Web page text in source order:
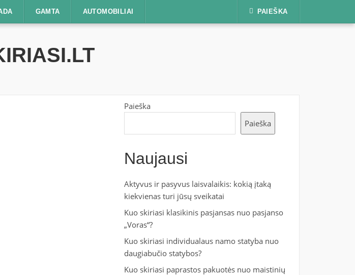
GAMTA AUTOMOBILIAI PAIEŠKA
Paieška
Paieška
Naujausi
Aktyvus ir pasyvus laisvalaikis: kokią įtaką
kiekvienas turi jūsų sveikatai
Kuo skiriasi klasikinis pasjansas nuo pasjanso
„Voras“?
Kuo skiriasi individualaus namo statyba nuo
daugiabučio statybos?
Kuo skiriasi paprastos pakuotės nuo maistinių